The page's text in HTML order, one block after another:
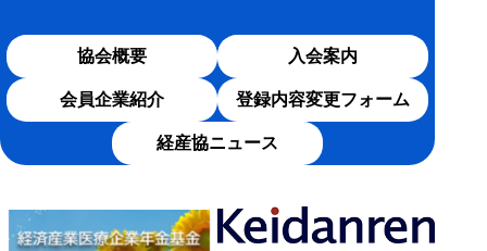
協会概要
入会案内
会員企業紹介
登録内容変更フォーム
経産協ニュース